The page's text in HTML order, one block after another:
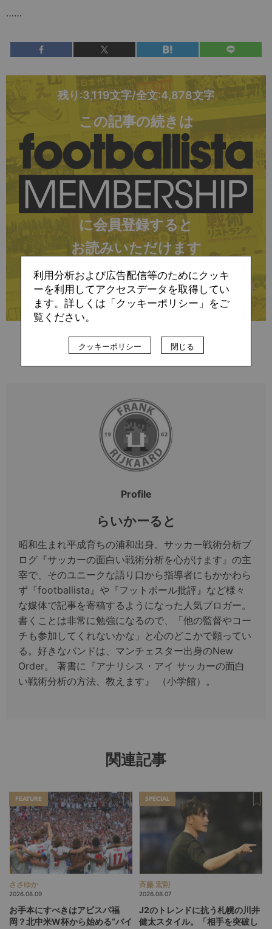
……
残り:3,119文字/全文:4,878文字
この記事の続きは
に会員登録すると
お読みいただけます
詳細はこちら
すでに会員の方（ログイン）
Profile
らいかーると
昭和生まれ平成育ちの浦和出身。サッカー戦術分析ブ
ログ『サッカーの面白い戦術分析を心がけます』の主
宰で、そのユニークな語り口から指導者にもかかわら
ず『footballista』や『フットボール批評』など様々
な媒体で記事を寄稿するようになった人気ブロガー。
書くことは非常に勉強になるので、「他の監督やコー
チも参加してくれないかな」と心のどこかで願ってい
る。好きなバンドは、マンチェスター出身のNew
Order。 著書に『アナリシス・アイ サッカーの面白
い戦術分析の方法、教えます』 （小学館）。
関連記事
FEATURE
ささゆか
2026.08.09
お手本にすべきはアビスパ福
岡？北中米W杯から始める“バイ
SPECIAL
斉藤 宏則
2026.08.07
J2のトレンドに抗う札幌の川井
健太スタイル。「相手を突破し
利用分析および広告配信等のためにクッキ
ーを利用してアクセスデータを取得してい
ます。詳しくは「クッキーポリシー」をご
覧ください。
クッキーポリシー 閉じる